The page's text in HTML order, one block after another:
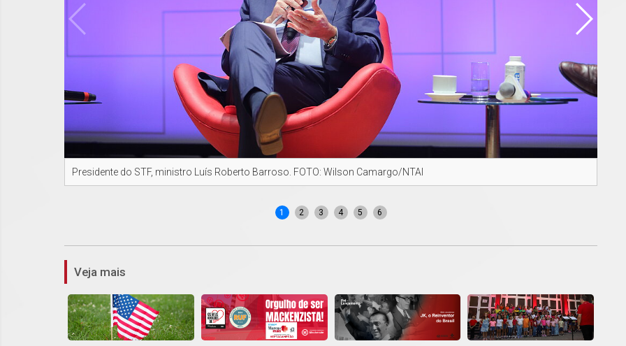
Presidente do STF, ministro Luís Roberto Barroso. FOTO: Wilson Camargo/NTAI
1 2 3 4 5 6
Veja mais